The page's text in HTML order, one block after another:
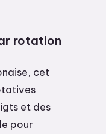
rotation
cet
et des
pour